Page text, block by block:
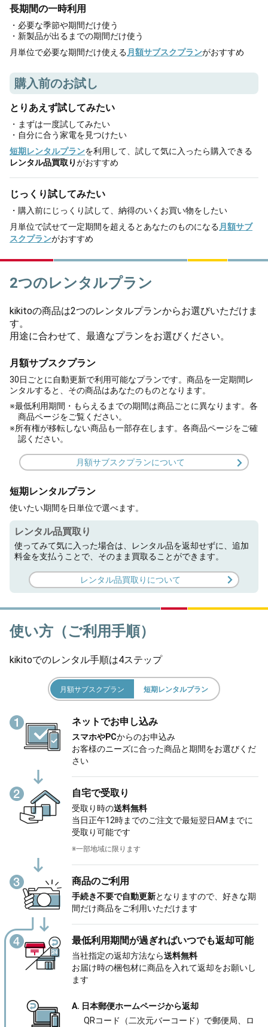
長期間の一時利用
・必要な季節や期間だけ使う
・新製品が出るまでの期間だけ使う
月単位で必要な期間だけ使える 月額サブスクプランがおすすめ
購入前のお試し
とりあえず試してみたい
・まずは一度試してみたい
・自分に合う家電を見つけたい
短期レンタルプランを利用して、試して気に入ったら購入できる
レンタル品買取りがおすすめ
じっくり試してみたい
・購入前にじっくり試して、納得のいくお買い物をしたい
月単位で試せて一定期間を超えるとあなたのものになる 月額サブ
スクプランがおすすめ
2つのレンタルプラン
kikitoの商品は2つのレンタルプランからお選びいただけま
す。
用途に合わせて、最適なプランをお選びください。
月額サブスクプラン
30日ごとに自動更新で利用可能なプランです。商品を一定期間レ
ンタルすると、その商品はあなたのものとなります。
※最低利用期間・もらえるまでの期間は商品ごとに異なります。各
商品ページをご覧ください。
※所有権が移転しない商品も一部存在します。各商品ページをご確
認ください。
月額サブスクプランについて
短期レンタルプラン
使いたい期間を日単位で選べます。
レンタル品買取り
使ってみて気に入った場合は、レンタル品を返却せずに、追加
料金を支払うことで、そのまま買取ることができます。
レンタル品買取りについて
使い方（ご利用手順）
kikitoでのレンタル手順は4ステップ
月額サブスクプラン 短期レンタルプラン
ネットでお申し込み
スマホやPCからのお申込み
お客様のニーズに合った商品と期間をお選びくだ
さい
自宅で受取り
受取り時の送料無料
当日正午12時までのご注文で最短翌日AMまでに
受取り可能です
※一部地域に限ります
商品のご利用
手続き不要で自動更新となりますので、好きな期
間だけ商品をご利用いただけます
最低利用期間が過ぎればいつでも返却可能
当社指定の返却方法なら送料無料
お届け時の梱包材に商品を入れて返却をお願いし
ます
A. 日本郵便ホームページから返却
QRコード（二次元バーコード）で郵便局、ロ